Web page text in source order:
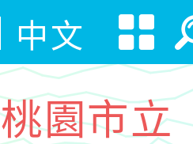
中文
桃園市立